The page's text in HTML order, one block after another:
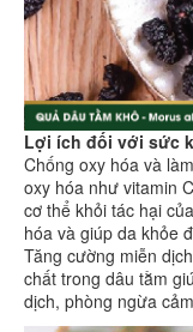
Lợi ích đối với sức
Chống oxy hóa và
oxy hóa như vitamin
cơ thể khỏi tác hại
hóa và giúp da khỏe
Tăng cường miễn
chất trong dâu tằm
dịch, phòng ngừa